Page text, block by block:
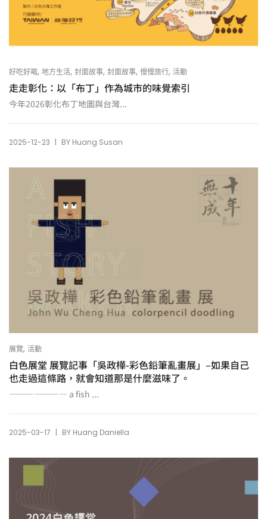
好吃好喝, 地方生活, 封面故事, 封面故事, 慢慢旅行, 活動
走走彰化：以「布丁」作為城市的味覺索引
今年2026彰化布丁地圖與台灣...
2025-12-23 | BY Huang Susan
展覽, 活動
白色展堂 展覽記事「吳政樺-彩色鉛筆亂畫展」–如果自己
也走過這條路，就會知道那是什麼滋味了。
——————— a fish ...
2025-03-17 | BY Huang Daniella